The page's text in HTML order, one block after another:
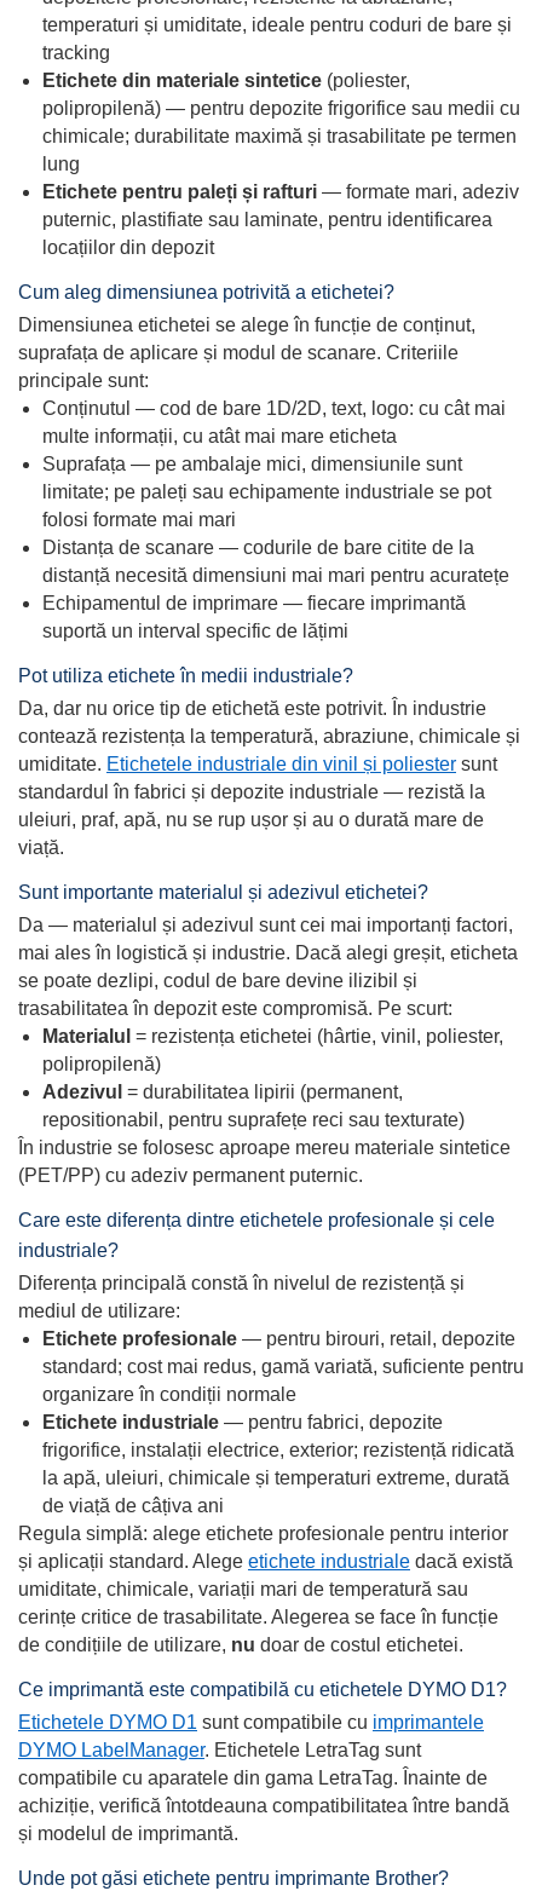
temperaturi și umiditate, ideale pentru coduri de bare și
tracking
Etichete din materiale sintetice (poliester,
polipropilenă) — pentru depozite frigorifice sau medii cu
chimicale; durabilitate maximă și trasabilitate pe termen
lung
Etichete pentru paleți și rafturi — formate mari, adeziv
puternic, plastifiate sau laminate, pentru identificarea
locațiilor din depozit
Cum aleg dimensiunea potrivită a etichetei?
Dimensiunea etichetei se alege în funcție de conținut,
suprafața de aplicare și modul de scanare. Criteriile
principale sunt:
Conținutul — cod de bare 1D/2D, text, logo: cu cât mai
multe informații, cu atât mai mare eticheta
Suprafața — pe ambalaje mici, dimensiunile sunt
limitate; pe paleți sau echipamente industriale se pot
folosi formate mai mari
Distanța de scanare — codurile de bare citite de la
distanță necesită dimensiuni mai mari pentru acuratețe
Echipamentul de imprimare — fiecare imprimantă
suportă un interval specific de lățimi
Pot utiliza etichete în medii industriale?
Da, dar nu orice tip de etichetă este potrivit. În industrie
contează rezistența la temperatură, abraziune, chimicale și
umiditate. Etichetele industriale din vinil și poliester sunt
standardul în fabrici și depozite industriale — rezistă la
uleiuri, praf, apă, nu se rup ușor și au o durată mare de
viață.
Sunt importante materialul și adezivul etichetei?
Da — materialul și adezivul sunt cei mai importanți factori,
mai ales în logistică și industrie. Dacă alegi greșit, eticheta
se poate dezlipi, codul de bare devine ilizibil și
trasabilitatea în depozit este compromisă. Pe scurt:
Materialul = rezistența etichetei (hârtie, vinil, poliester,
polipropilenă)
Adezivul = durabilitatea lipirii (permanent,
repositionabil, pentru suprafețe reci sau texturate)
În industrie se folosesc aproape mereu materiale sintetice
(PET/PP) cu adeziv permanent puternic.
Care este diferența dintre etichetele profesionale și cele
industriale?
Diferența principală constă în nivelul de rezistență și
mediul de utilizare:
Etichete profesionale — pentru birouri, retail, depozite
standard; cost mai redus, gamă variată, suficiente pentru
organizare în condiții normale
Etichete industriale — pentru fabrici, depozite
frigorifice, instalații electrice, exterior; rezistență ridicată
la apă, uleiuri, chimicale și temperaturi extreme, durată
de viață de câțiva ani
Regula simplă: alege etichete profesionale pentru interior
și aplicații standard. Alege etichete industriale dacă există
umiditate, chimicale, variații mari de temperatură sau
cerințe critice de trasabilitate. Alegerea se face în funcție
de condițiile de utilizare, nu doar de costul etichetei.
Ce imprimantă este compatibilă cu etichetele DYMO D1?
Etichetele DYMO D1 sunt compatibile cu imprimantele
DYMO LabelManager. Etichetele LetraTag sunt
compatibile cu aparatele din gama LetraTag. Înainte de
achiziție, verifică întotdeauna compatibilitatea între bandă
și modelul de imprimantă.
Unde pot găsi etichete pentru imprimante Brother?